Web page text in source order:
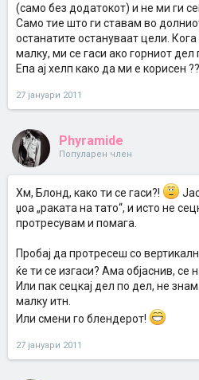
(само без додатокот) и не ми ги
Само тие што ги ставам во
останатите остануваат цели.
малку, ми се гаси ако горниот дел
Епа ај хелп како да ми е корисен
27 јануари 2011
Phyramide
Популарен член
Хм, Блонд, како ти се гаси?!
џоа „раката на тато“, и исто не
протресувам и помага.
Пробај да протресеш со
ќе ти се изгаси? Ама објаснив, се
Или пак сецкај дел по дел, не
малку итн.
Или смени го блендерот!
27 јануари 2011